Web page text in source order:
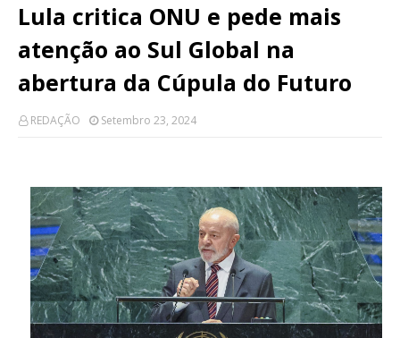
Lula critica ONU e pede mais
atenção ao Sul Global na
abertura da Cúpula do Futuro
REDAÇÃO Setembro 23, 2024